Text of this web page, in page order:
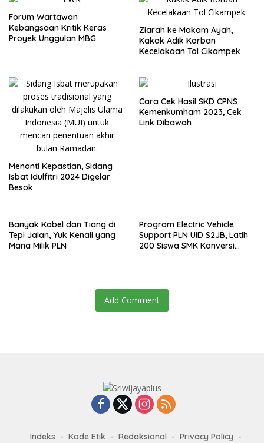
Forum Wartawan
Kebangsaan Kritik Keras
Proyek Unggulan MBG
Ziarah ke Makam Ayah,
Kakak Adik Korban
Kecelakaan Tol Cikampek
Menanti Kepastian, Sidang
Isbat Idulfitri 2024 Digelar
Besok
Cara Cek Hasil SKD CPNS
Kemenkumham 2023, Cek
Link Dibawah
Banyak Kabel dan Tiang di
Tepi Jalan, Yuk Kenali yang
Mana Milik PLN
Program Electric Vehicle
Support PLN UID S2JB, Latih
200 Siswa SMK Konversi
Add Comment
Indeks Kode Etik Redaksional Privacy Policy